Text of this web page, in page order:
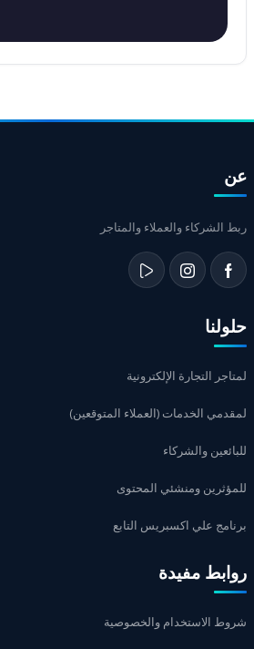
عن
ربط الشركاء والعملاء والمتاجر
حلولنا
لمتاجر التجارة الإلكترونية
لمقدمي الخدمات (العملاء المتوقعين)
للبائعين والشركاء
للمؤثرين ومنشئي المحتوى
برنامج علي اكسبريس التابع
روابط مفيدة
شروط الاستخدام والخصوصية